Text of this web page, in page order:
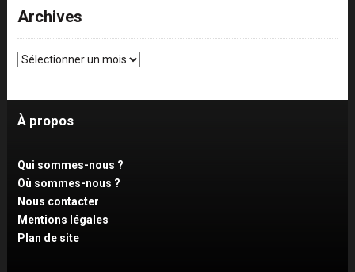
Archives
Archives
À propos
Qui sommes-nous ?
Où sommes-nous ?
Nous contacter
Mentions légales
Plan de site